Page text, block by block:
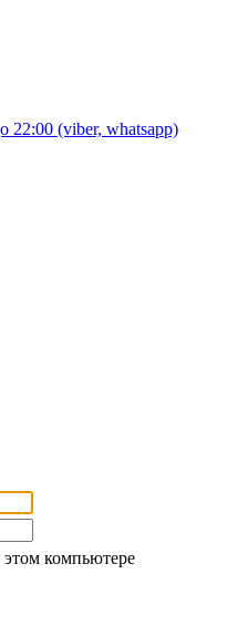
22:00 (viber, whatsapp)
компьютере